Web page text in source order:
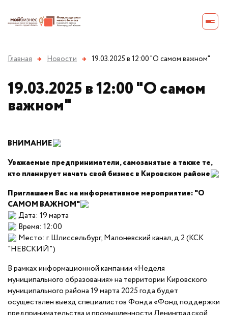
Главная → Новости → 19.03.2025 в 12:00 "О самом важном"
19.03.2025 в 12:00 "О самом
важном"
ВНИМАНИЕ
Уважаемые предприниматели, самозанятые а также те,
кто планирует начать свой бизнес в Кировском районе
Приглашаем Вас на информативное мероприятие: "О
САМОМ ВАЖНОМ"
Дата: 19 марта
Время: 12:00
Место: г. Шлиссельбург, Малоневский канал, д.2 (КСК
"НЕВСКИЙ")
В рамках информационной кампании «Неделя
муниципального образования» на территории Кировского
муниципального района 19 марта 2025 года будет
осуществлен выезд специалистов Фонда «Фонд поддержки